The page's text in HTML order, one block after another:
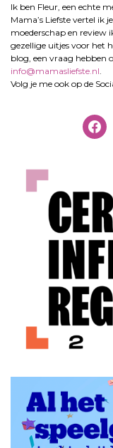
Ik ben Fleur, een echte
Mama’s Liefste vertel ik
moederschap en review
gezellige uitjes voor het
blog, een vraag hebben
info@mamasliefste.nl.
Volg je me ook op de